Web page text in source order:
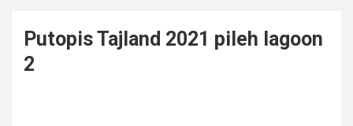
Putopis Tajland 2021 pileh lagoon
2